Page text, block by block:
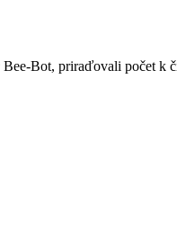
Bot, priraďovali počet k